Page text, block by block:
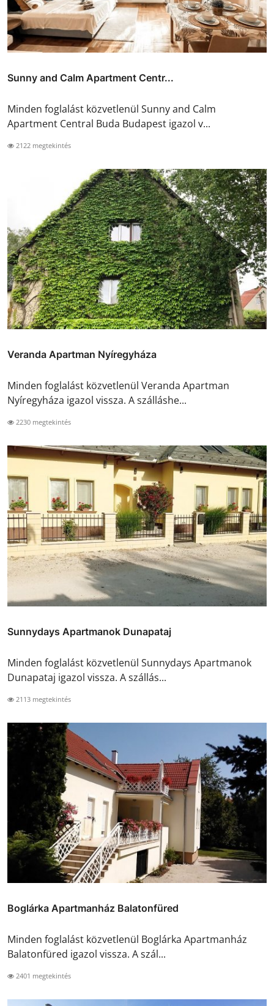
Sunny and Calm Apartment Centr...
Minden foglalást közvetlenül Sunny and Calm
Apartment Central Buda Budapest igazol v...
2122 megtekintés
Veranda Apartman Nyíregyháza
Minden foglalást közvetlenül Veranda Apartman
Nyíregyháza igazol vissza. A szálláshe...
2230 megtekintés
Sunnydays Apartmanok Dunapataj
Minden foglalást közvetlenül Sunnydays Apartmanok
Dunapataj igazol vissza. A szállás...
2113 megtekintés
Boglárka Apartmanház Balatonfüred
Minden foglalást közvetlenül Boglárka Apartmanház
Balatonfüred igazol vissza. A szál...
2401 megtekintés